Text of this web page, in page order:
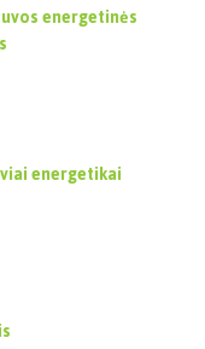
energetinės
energetikai